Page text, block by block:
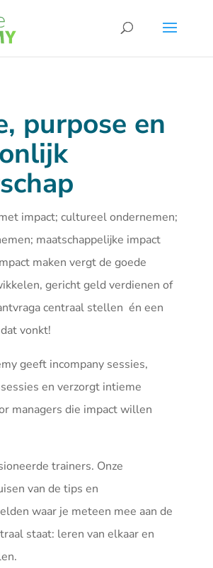
purpose en
impact; cultureel ondernemen;
maatschappelijke impact
maken vergt de goede
gericht geld verdienen of
centraal stellen én een
vonkt!
geeft incompany sessies,
en verzorgt intieme
managers die impact willen
trainers. Onze
van de tips en
waar je meteen mee aan de
staat: leren van elkaar en